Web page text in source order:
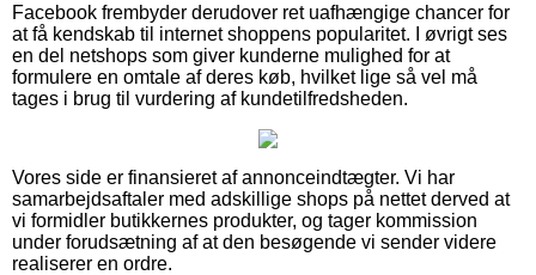
Facebook frembyder derudover ret uafhængige chancer for
at få kendskab til internet shoppens popularitet. I øvrigt ses
en del netshops som giver kunderne mulighed for at
formulere en omtale af deres køb, hvilket lige så vel må
tages i brug til vurdering af kundetilfredsheden.
Vores side er finansieret af annonceindtægter. Vi har
samarbejdsaftaler med adskillige shops på nettet derved at
vi formidler butikkernes produkter, og tager kommission
under forudsætning af at den besøgende vi sender videre
realiserer en ordre.